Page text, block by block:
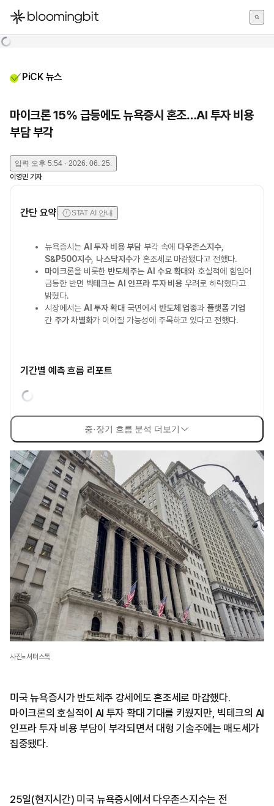
한국어
PiCK 뉴스
마이크론 15% 급등에도 뉴욕증시 혼조…AI 투자 비용
부담 부각
입력 오후 5:54 · 2026. 06. 25.
이영민 기자
간단 요약 STAT AI 안내
뉴욕증시는 AI 투자 비용 부담부각 속에 다우존스지수,
S&P500지수, 나스닥지수가 혼조세로 마감됐다고 전했다.
마이크론을 비롯한 반도체주는 AI 수요 확대와 호실적에 힘입어
급등한 반면 빅테크는AI 인프라 투자 비용 우려로 하락했다고
밝혔다.
시장에서는 AI 투자 확대 국면에서 반도체 업종과플랫폼 기업
간 주가 차별화가 이어질 가능성에 주목하고 있다고 전했다.
기간별 예측 흐름 리포트
중·장기 흐름 분석 더보기
사진=셔터스톡
미국 뉴욕증시가 반도체주 강세에도 혼조세로 마감했다.
마이크론의 호실적이 AI 투자 확대 기대를 키웠지만, 빅테크의 AI
인프라 투자 비용 부담이 부각되면서 대형 기술주에는 매도세가
집중됐다.
25일(현지시간) 미국 뉴욕증시에서 다우존스지수는 전